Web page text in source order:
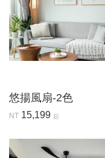
悠揚風扇-2色
NT 15,199 起